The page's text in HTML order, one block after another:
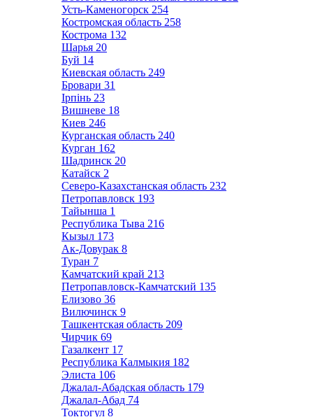
Усть-Каменогорск 254
Костромская область 258
Кострома 132
Шарья 20
Буй 14
Киевская область 249
Бровари 31
Ірпінь 23
Вишневе 18
Киев 246
Курганская область 240
Курган 162
Шадринск 20
Катайск 2
Северо-Казахстанская область 232
Петропавловск 193
Тайынша 1
Республика Тыва 216
Кызыл 173
Ак-Довурак 8
Туран 7
Камчатский край 213
Петропавловск-Камчатский 135
Елизово 36
Вилючинск 9
Ташкентская область 209
Чирчик 69
Газалкент 17
Республика Калмыкия 182
Элиста 106
Джалал-Абадская область 179
Джалал-Абад 74
Токтогул 8